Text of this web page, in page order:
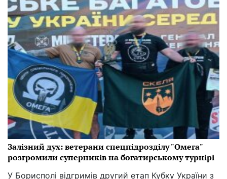
Залізний дух: ветерани спецпідрозділу "Омега"
розгромили суперників на богатирському турнірі
У Борисполі відгримів другий етап Кубку України з